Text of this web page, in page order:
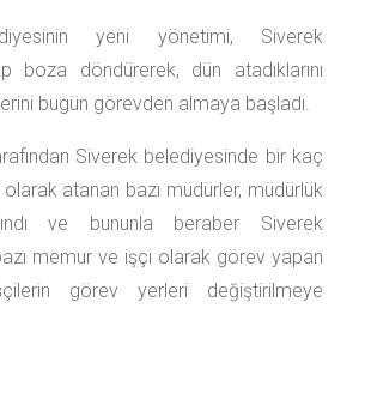
yeni yönetimi, Siverek
boza döndürerek, dün atadıklarını
bugün görevden almaya başladı.
Siverek belediyesinde bir kaç
atanan bazı müdürler, müdürlük
ve bununla beraber Siverek
memur ve işçi olarak görev yapan
görev yerleri değiştirilmeye